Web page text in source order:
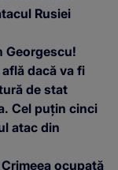
Rusiei
Georgescu!
dacă va fi
de stat
Cel puțin cinci
atac din
ocupată